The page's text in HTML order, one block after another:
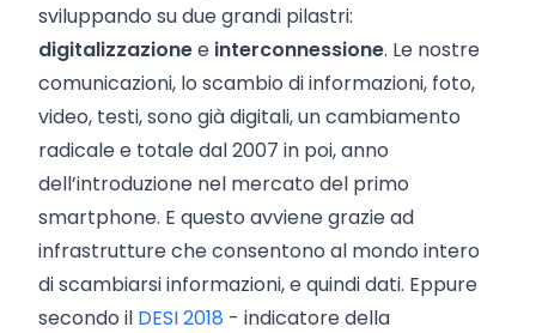
sviluppando su due grandi pilastri:
digitalizzazionee interconnessione. Le nostre
comunicazioni, lo scambio di informazioni, foto,
video, testi, sono già digitali, un cambiamento
radicale e totale dal 2007 in poi, anno
dell’introduzione nel mercato del primo
smartphone. E questo avviene grazie ad
infrastrutture che consentono al mondo intero
di scambiarsi informazioni, e quindi dati. Eppure
secondo il DESI 2018 - indicatore della